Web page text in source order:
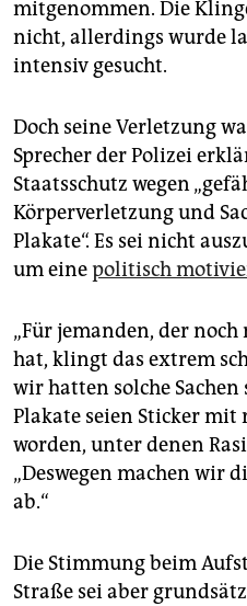
mitgenommen. Die
nicht, allerdings wurde
intensiv gesucht.
Doch seine Verletzung
Sprecher der Polizei
Staatsschutz wegen
Körperverletzung und
Plakate“. Es sei nicht
um einepolitisch
„Für jemanden, der
hat, klingt das extrem
wir hatten solche Sachen
Plakate seien Sticker mit
worden, unter denen
„Deswegen machen wir
ab.“
Die Stimmung beim
Straße sei aber